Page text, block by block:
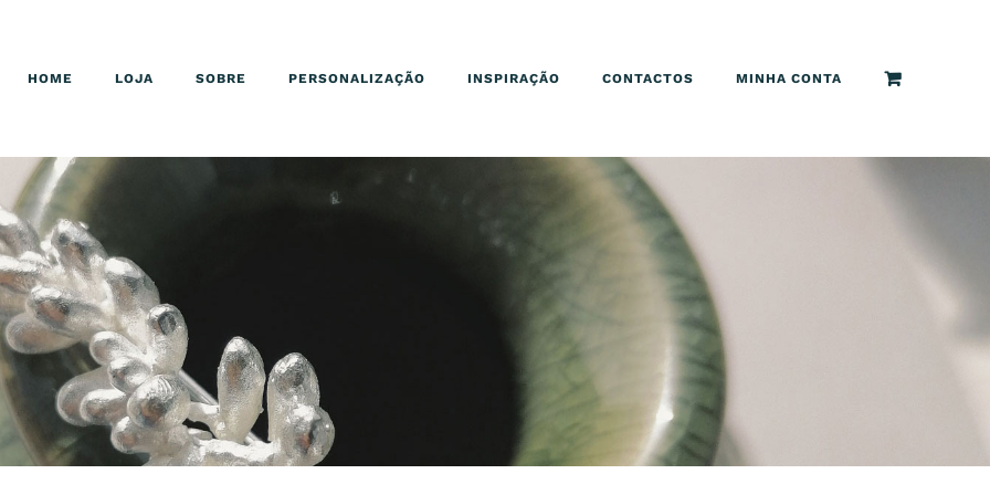
HOME LOJA SOBRE PERSONALIZAÇÃO INSPIRAÇÃO CONTACTOS MINHA CONTA